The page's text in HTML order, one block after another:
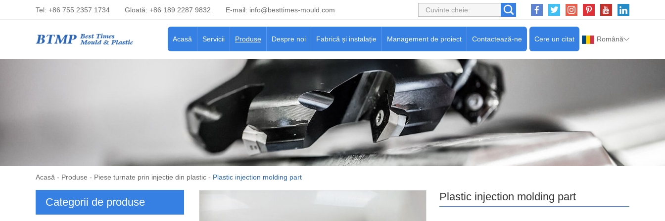
Tel: +86 755 2357 1734 Gloată: +86 189 2287 9832 E-mail: info@besttimes-mould.com
Română
Cere un citat
Acasă Servicii Produse Despre noi Fabrică și instalație Management de proiect Contactează-ne
Acasă - Produse - Piese turnate prin injecție din plastic - Plastic injection molding part
Plastic injection molding part
Categorii de produse